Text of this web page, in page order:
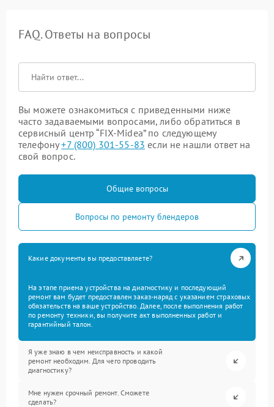
FAQ. Ответы на вопросы
Вы можете ознакомиться с приведенными ниже
часто задаваемыми вопросами, либо обратиться в
сервисный центр “FIX-Midea” по следующему
телефону+7 (800) 301-55-83 если не нашли ответ на
свой вопрос.
Общие вопросы
Вопросы по ремонту блендеров
Какие документы вы предоставляете?
На этапе приема устройства на диагностику и последующий
ремонт вам будет предоставлен заказ-наряд с указанием страховых
обязательств на ваше устройство. Далее, после выполнения работ
по ремонту техники, вы получите акт выполненных работ и
гарантийный талон.
Я уже знаю в чем неисправность и какой
ремонт необходим. Для чего проводить
диагностику?
Мне нужен срочный ремонт. Сможете
сделать?